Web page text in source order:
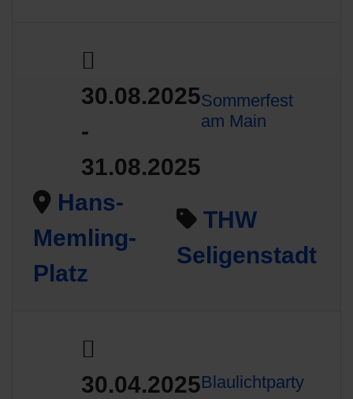
30.08.2025
-
31.08.2025
Sommerfest
am Main
Hans-
Memling-
Platz
THW
Seligenstadt
30.04.2025Blaulichtparty